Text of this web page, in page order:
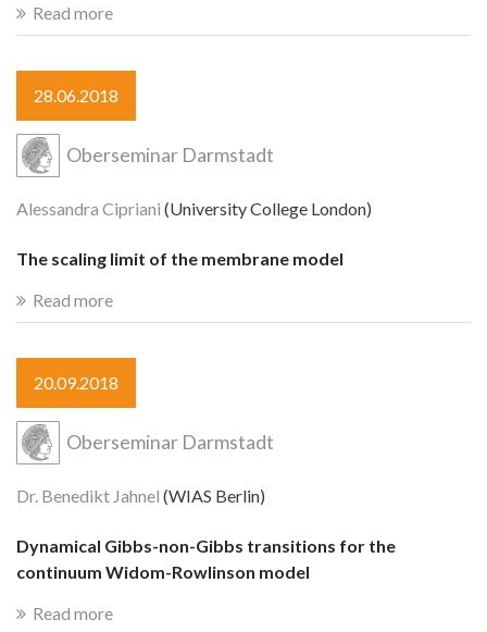
Read more
28.06.2018
Oberseminar Darmstadt
Alessandra Cipriani (University College London)
The scaling limit of the membrane model
Read more
20.09.2018
Oberseminar Darmstadt
Dr. Benedikt Jahnel (WIAS Berlin)
Dynamical Gibbs-non-Gibbs transitions for the
continuum Widom-Rowlinson model
Read more